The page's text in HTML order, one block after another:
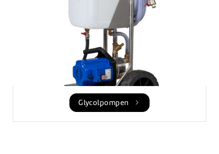
Glycolpompen